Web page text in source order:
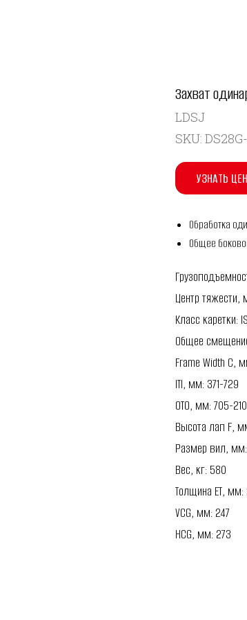
Захват
LDSJ
SKU:
УЗНАТЬ
Обработка
Общее
Центр
Класс каретки:
Общее
Frame Width C,
ITI, мм: 371-729
OTO, мм: 705-
Высота лап F,
Размер вил,
Вес, кг: 580
Толщина ET, мм:
VCG, мм: 247
HCG, мм: 273